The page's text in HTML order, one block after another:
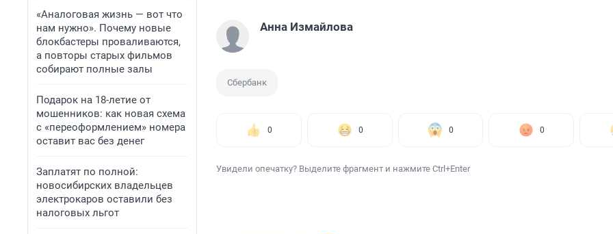
«Аналоговая жизнь — вот что
нам нужно». Почему новые
блокбастеры проваливаются,
а повторы старых фильмов
собирают полные залы
Подарок на 18-летие от
мошенников: как новая схема
с «переоформлением» номера
оставит вас без денег
Заплатят по полной:
новосибирских владельцев
электрокаров оставили без
налоговых льгот
Анна Измайлова
Сбербанк
0 0 0 0
Увидели опечатку? Выделите фрагмент и нажмите Ctrl+Enter